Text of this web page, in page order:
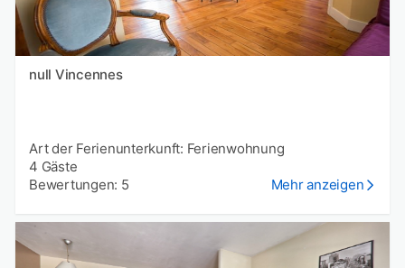
null Vincennes
Art der Ferienunterkunft: Ferienwohnung
4 Gäste
Bewertungen: 5
Mehr anzeigen